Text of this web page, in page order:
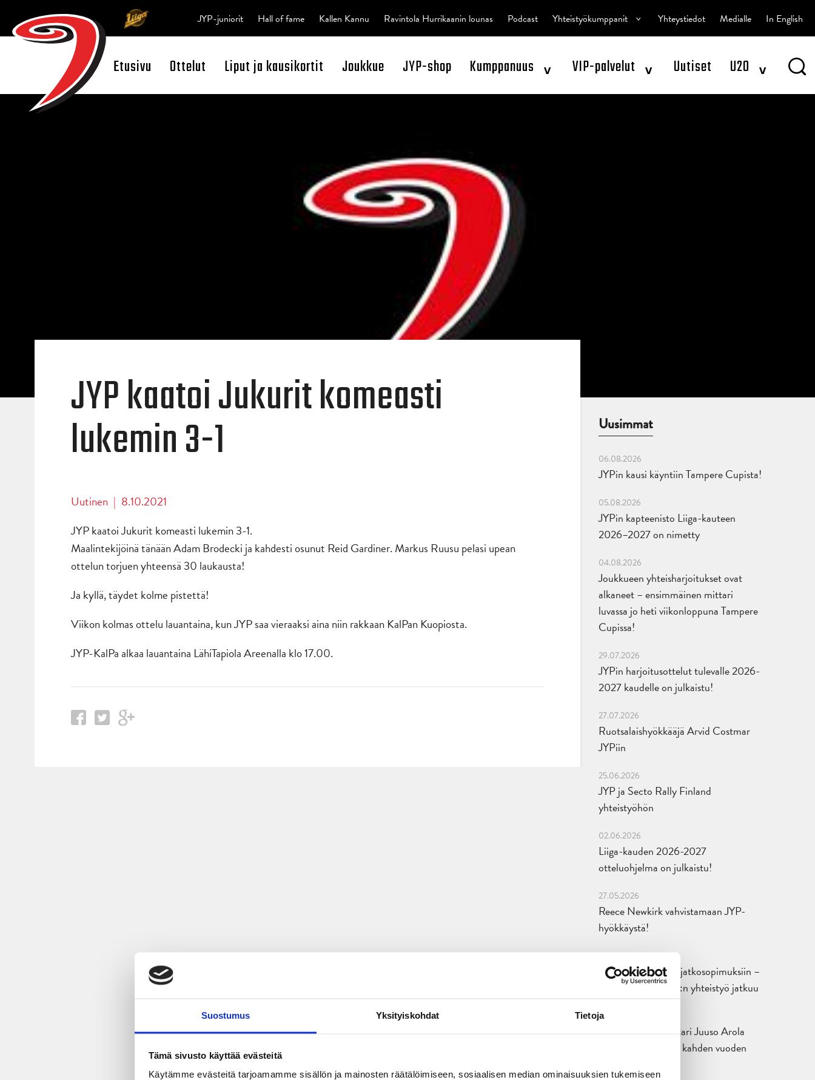
Suostumus Yksityiskohdat Tietoja
Tämä sivusto käyttää evästeitä
Käytämme evästeitä tarjoamamme sisällön ja mainosten räätälöimiseen, sosiaalisen median ominaisuuksien tukemiseen
Open Search
Etusivu Ottelut Liput ja kausikortit Joukkue JYP-shop Kumppanuus ^ VIP-palvelut ^ Uutiset U20 ^
JYP-juniorit Hall of fame Kallen Kannu Ravintola Hurrikaanin lounas Podcast Yhteistyökumppanit ^ Yhteystiedot Medialle In English
JYP kaatoi Jukurit komeasti
lukemin 3-1
Uutinen | 8.10.2021
JYP kaatoi Jukurit komeasti lukemin 3-1.
Maalintekijöinä tänään Adam Brodecki ja kahdesti osunut Reid Gardiner. Markus Ruusu pelasi upean
ottelun torjuen yhteensä 30 laukausta!
Ja kyllä, täydet kolme pistettä!
Viikon kolmas ottelu lauantaina, kun JYP saa vieraaksi aina niin rakkaan KalPan Kuopiosta.
JYP-KalPa alkaa lauantaina LähiTapiola Areenalla klo 17.00.
Uusimmat
06.08.2026
JYPin kausi käyntiin Tampere Cupista!
05.08.2026
JYPin kapteenisto Liiga-kauteen
2026–2027 on nimetty
04.08.2026
Joukkueen yhteisharjoitukset ovat
alkaneet – ensimmäinen mittari
luvassa jo heti viikonloppuna Tampere
Cupissa!
29.07.2026
JYPin harjoitusottelut tulevalle 2026-
2027 kaudelle on julkaistu!
27.07.2026
Ruotsalaishyökkääjä Arvid Costmar
JYPiin
25.06.2026
JYP ja Secto Rally Finland
yhteistyöhön
02.06.2026
Liiga-kauden 2026-2027
otteluohjelma on julkaistu!
27.05.2026
Reece Newkirk vahvistamaan JYP-
hyökkäystä!
18.05.2026
Jaatinen ja Liljamo jatkosopimuksiin –
JYPin ja KeuPa HT:n yhteistyö jatkuu
14.05.2026
Tuore Sveitsin mestari Juuso Arola
JYP-puolustukseen kahden vuoden